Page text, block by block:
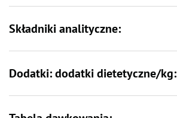
Składniki analityczne:
Dodatki: dodatki dietetyczne/kg: